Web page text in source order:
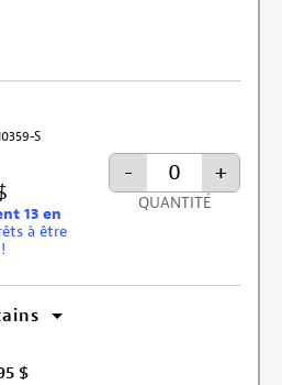
S
13 en
à être
- +
QUANTITÉ
$